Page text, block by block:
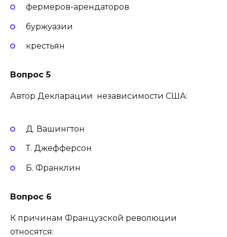
фермеров-арендаторов
буржуазии
крестьян
Вопрос 5
Автор Декларации независимости США:
Д. Вашингтон
Т. Джефферсон
Б. Франклин
Вопрос 6
К причинам Французской революции
относятся: